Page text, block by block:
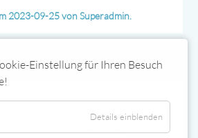
2023-09-25 von Superadmin.
Mediation statt?
nicht an einen bestimmten Ort
Raum wird mit dem
Einstellung für Ihren Besuch
Details einblenden